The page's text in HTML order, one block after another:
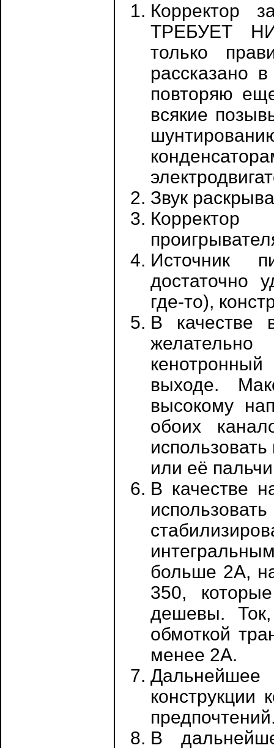
Корректор
ТРЕБУЕТ
только
рассказано
повторяю
всякие
Звук
Корректор
Источник
достаточно
где-то),
В качестве
желательно
выходе.
высокому
обоих
или её
В качестве
больше 2А,
350,
дешевы.
обмоткой
менее 2А.
конструкции
В